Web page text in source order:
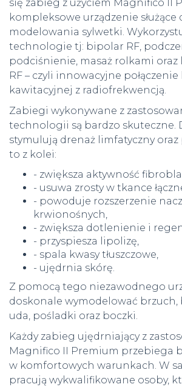
się zabieg z użyciem Magnifico II
kompleksowe urządzenie służące
modelowania sylwetki.
technologie tj: bipolar RF,
podciśnienie, masaż rolkami oraz
RF – czyli innowacyjne
kawitacyjnej z radiofrekwencją.
Zabiegi wykonywane z
technologii są bardzo skuteczne.
stymulują drenaż limfatyczny oraz
to z kolei:
- zwiększa aktywność
- usuwa zrosty w tkance
- powoduje rozszerzenie
krwionośnych,
- zwiększa dotlenienie i
- przyspiesza lipolizę,
- spala kwasy tłuszczowe,
- ujędrnia skórę.
Z pomocą tego niezawodnego
doskonale wymodelować brzuch,
uda, pośladki oraz boczki.
Każdy zabieg ujędrniający z
Magnifico II Premium przebiega
w komfortowych warunkach. W
pracują wykwalifikowane osoby,